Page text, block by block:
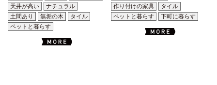
天井が高い
ナチュラル
土間あり
無垢の木
タイル
ペットと暮らす
作り付けの家具
タイル
ペットと暮らす
下町に暮らす